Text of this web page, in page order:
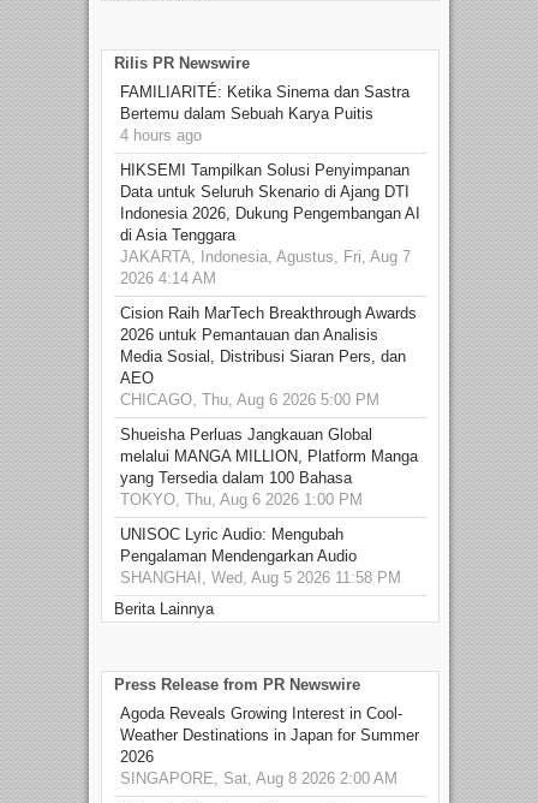
Rilis PR Newswire
FAMILIARITÉ: Ketika Sinema dan Sastra
Bertemu dalam Sebuah Karya Puitis
4 hours ago
HIKSEMI Tampilkan Solusi Penyimpanan
Data untuk Seluruh Skenario di Ajang DTI
Indonesia 2026, Dukung Pengembangan AI
di Asia Tenggara
JAKARTA, Indonesia, Agustus, Fri, Aug 7
2026 4:14 AM
Cision Raih MarTech Breakthrough Awards
2026 untuk Pemantauan dan Analisis
Media Sosial, Distribusi Siaran Pers, dan
AEO
CHICAGO, Thu, Aug 6 2026 5:00 PM
Shueisha Perluas Jangkauan Global
melalui MANGA MILLION, Platform Manga
yang Tersedia dalam 100 Bahasa
TOKYO, Thu, Aug 6 2026 1:00 PM
UNISOC Lyric Audio: Mengubah
Pengalaman Mendengarkan Audio
SHANGHAI, Wed, Aug 5 2026 11:58 PM
Berita Lainnya
Press Release from PR Newswire
Agoda Reveals Growing Interest in Cool-
Weather Destinations in Japan for Summer
2026
SINGAPORE, Sat, Aug 8 2026 2:00 AM